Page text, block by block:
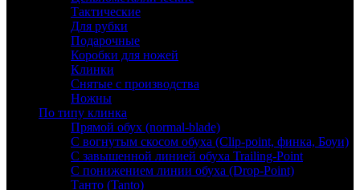
Тактические
Для рубки
Подарочные
Коробки для ножей
Клинки
Снятые с производства
Ножны
По типу клинка
Прямой обух (normal-blade)
С вогнутым скосом обуха (Clip-point, финка, Боуи)
С завышенной линией обуха Trailing-Point
С понижением линии обуха (Drop-Point)
Танто (Tanto)